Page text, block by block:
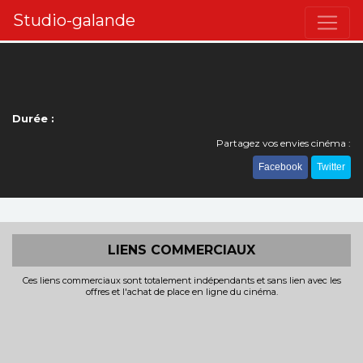
Studio-galande
Durée :
Partagez vos envies cinéma :
Facebook Twitter
LIENS COMMERCIAUX
Ces liens commerciaux sont totalement indépendants et sans lien avec les
offres et l'achat de place en ligne du cinéma.